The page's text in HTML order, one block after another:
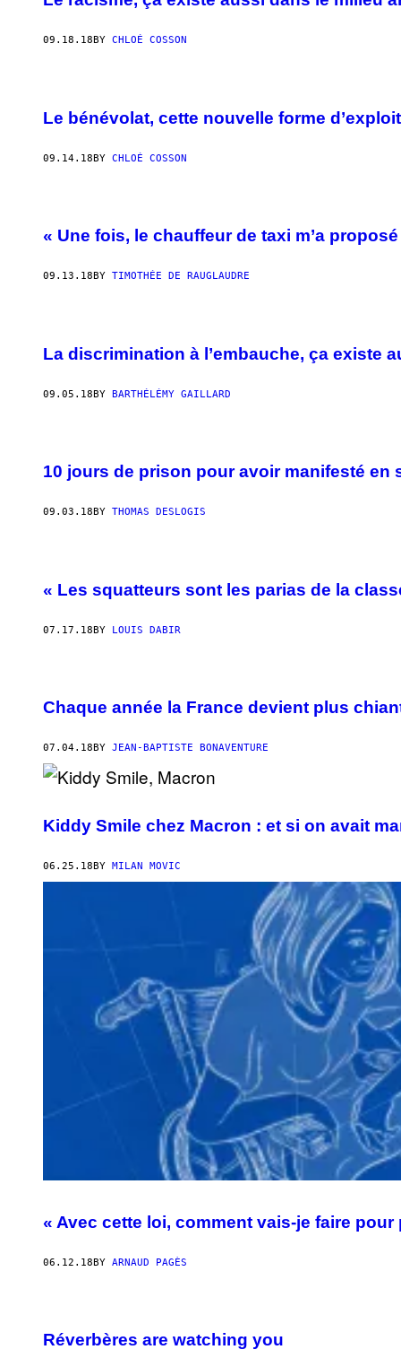
09.18.18 BY CHLOÉ COSSON
Le bénévolat, cette nouvelle forme
09.14.18BY CHLOÉ COSSON
« Une fois, le chauffeur de taxi m’a
09.13.18 BY TIMOTHÉE DE RAUGLAUDRE
La discrimination à l’embauche, ça existe
09.05.18BY BARTHÉLÉMY GAILLARD
10 jours de prison pour avoir manifesté en
09.03.18 BY THOMAS DESLOGIS
« Les squatteurs sont les parias de la
07.17.18BY LOUIS DABIR
Chaque année la France devient plus
07.04.18 BY JEAN-BAPTISTE BONAVENTURE
Kiddy Smile chez Macron : et si on avait
06.25.18BY MILAN MOVIC
« Avec cette loi, comment vais-je faire
06.12.18BY ARNAUD PAGÈS
Réverbères are watching you